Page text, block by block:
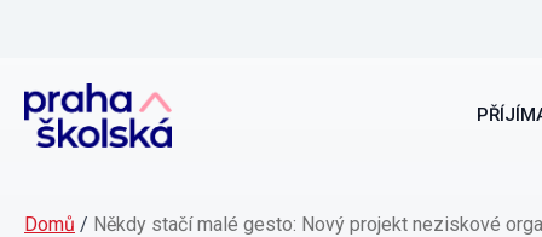
Domů / Někdy stačí malé gesto: Nový projekt neziskové